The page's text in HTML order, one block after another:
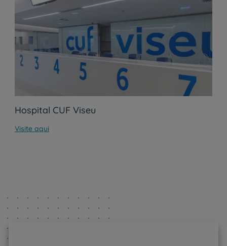
Hospital CUF Viseu
Visite aqui